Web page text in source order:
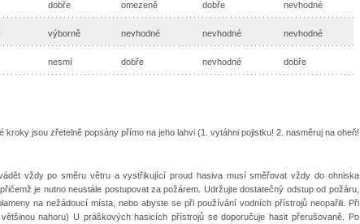
dobře omezeně dobře nevhodné
výborně nevhodné nevhodné nevhodné
nesmí dobře nevhodné dobře
kroky jsou zřetelně popsány přímo na jeho lahvi (1. vytáhni pojistku! 2. nasměruj na oheň!
vždy po směru větru a vystřikující proud hasiva musí směřovat vždy do ohniska
je nutno neustále postupovat za požárem. Udržujte dostatečný odstup od požáru,
na nežádoucí místa, nebo abyste se při používání vodních přístrojů neopařili. Při
nahoru) U práškových hasicích přístrojů se doporučuje hasit přerušovaně. Po